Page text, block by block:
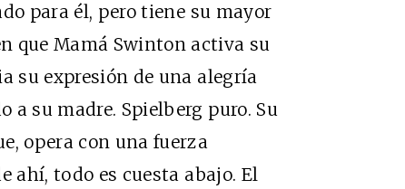
para él, pero tiene su mayor
que Mamá Swinton activa su
su expresión de una alegría
a su madre. Spielberg puro. Su
opera con una fuerza
ahí, todo es cuesta abajo. El